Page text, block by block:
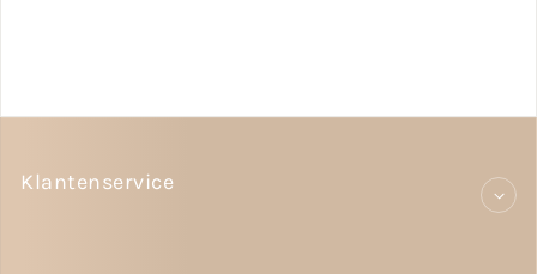
Klantenservice